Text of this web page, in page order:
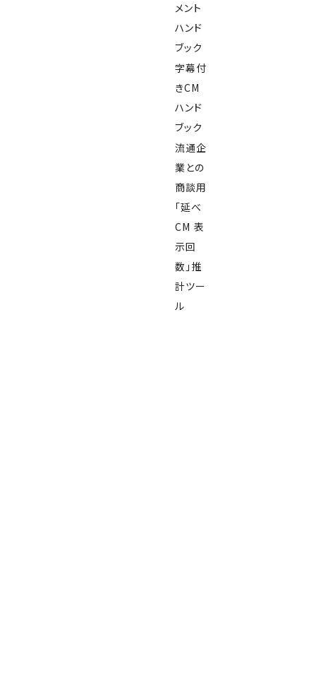
メント
ハンド
ブック
字幕付
きCM
ハンド
ブック
流通企
業との
商談用
「延べ
CM 表
示回
数」推
計ツー
ル